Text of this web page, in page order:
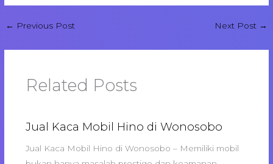
← Previous Post Next Post →
Related Posts
Jual Kaca Mobil Hino di Wonosobo
Jual Kaca Mobil Hino di Wonosobo – Memiliki mobil